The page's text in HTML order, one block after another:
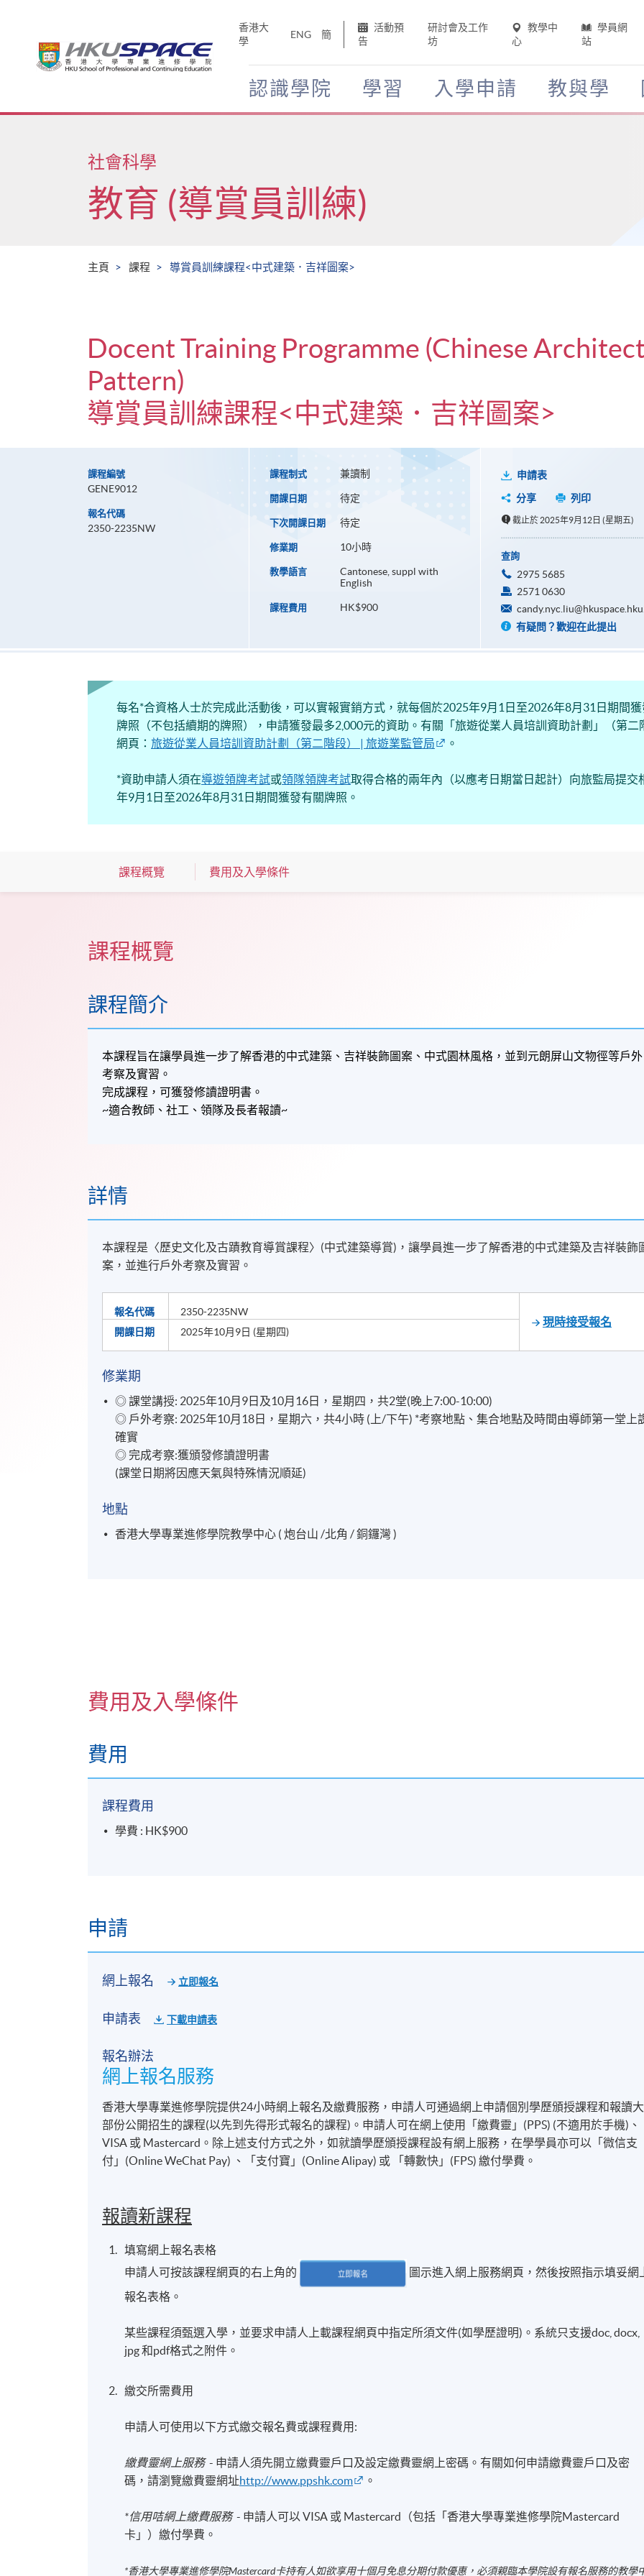
香港大
學
ENG 簡
活動預
告
研討會及工作
坊
教學中
心
學員網
站
認識學院 學習 入學申請 教與學
Main
社會科學
教育 (導賞員訓練)
主頁 課程 導賞員訓練課程<中式建築．吉祥圖案>
Docent Training Programme (Chinese
Pattern)
導賞員訓練課程<中式建築．吉祥圖案>
課程編號
GENE9012
報名代碼
2350-2235NW
課程制式 兼讀制
開課日期 待定
下次開課日期 待定
修業期 10小時
教學語言
Cantonese, suppl with
English
課程費用 HK$900
申請表
分享
列印
截止於 2025年9月12日 (星期五)
查詢
2975 5685
2571 0630
有疑問？歡迎在此提出
每名*合資格人士於完成此活動後，可以實報實銷方式，就每個於2025年9月1日至2026年8月31日期間
牌照（不包括續期的牌照），申請獲發最多2,000元的資助。有關「旅遊從業人員培訓資助計劃」（第
網頁： 旅遊從業人員培訓資助計劃（第二階段） | 旅遊業監管局 。
*資助申請人須在導遊領牌考試或領隊領牌考試取得合格的兩年內（以應考日期當日起計）向旅監局提交
年9月1日至2026年8月31日期間獲發有關牌照。
課程概覽 費用及入學條件
課程概覽
課程簡介
本課程旨在讓學員進一步了解香港的中式建築、吉祥裝飾圖案、中式園林風格，並到元朗屏山文物徑等戶外
考察及實習。
完成課程，可獲發修讀證明書。
~適合教師、社工、領隊及長者報讀~​
詳情
本課程是〈歷史文化及古蹟教育導賞課程〉(中式建築導賞)，讓學員進一步了解香港的中式建築及吉祥裝飾
案，並進行戶外考察及實習。
報名代碼 2350-2235NW
現時接受報名
開課日期 2025年10月9日 (星期四)
修業期
◎ 課堂講授: 2025年10月9日及10月16日，星期四，共2堂(晚上7:00-10:00)
◎ 戶外考察: 2025年10月18日，星期六，共4小時 (上/下午) *考察地點、集合地點及時間由導師第一堂上
確實
◎ 完成考察:獲頒發修讀證明書
(課堂日期將因應天氣與特殊情況順延)
地點
香港大學專業進修學院教學中心 ( 炮台山 /北角 / 銅鑼灣 )
費用及入學條件
費用
課程費用
學費 : HK$900
申請
網上報名 立即報名
申請表 下載申請表
報名辦法
網上報名服務
香港大學專業進修學院提供24小時網上報名及繳費服務，申請人可通過網上申請個別學歷頒授課程和報讀大
部份公開招生的課程(以先到先得形式報名的課程)。申請人可在網上使用「繳費靈」(PPS) (不適用於手機)、
VISA 或 Mastercard。除上述支付方式之外，如就讀學歷頒授課程設有網上服務，在學學員亦可以「微信支
付」(Online WeChat Pay) 、「支付寶」(Online Alipay) 或 「轉數快」(FPS) 繳付學費。
報讀新課程
填寫網上報名表格
申請人可按該課程網頁的右上角的
圖示進入網上服務網頁，然後按照指示填妥網
報名表格。
某些課程須甄選入學，並要求申請人上載課程網頁中指定所須文件(如學歷證明)。系統只支援doc, docx,
jpg 和pdf格式之附件。
繳交所需費用
申請人可使用以下方式繳交報名費或課程費用:
繳費靈網上服務- 申請人須先開立繳費靈戶口及設定繳費靈網上密碼。有關如何申請繳費靈戶口及密
碼，請瀏覽繳費靈網址http://www.ppshk.com 。
*信用咭網上繳費服務- 申請人可以 VISA 或 Mastercard（包括「香港大學專業進修學院Mastercard
卡」）繳付學費。
*香港大學專業進修學院Mastercard卡持有人如欲享用十個月免息分期付款優惠，必須親臨本學院設有報名服務的教學